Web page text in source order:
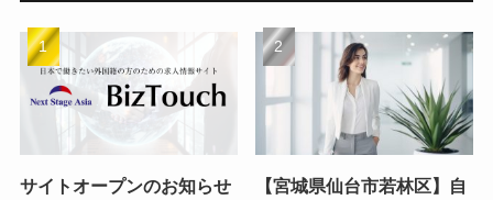
サイトオープンのお知らせ
【宮城県仙台市若林区】自